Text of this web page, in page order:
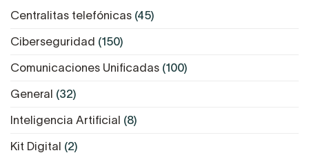
Centralitas telefónicas (45)
Ciberseguridad (150)
Comunicaciones Unificadas (100)
General (32)
Inteligencia Artificial (8)
Kit Digital (2)